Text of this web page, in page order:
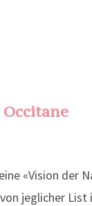
Occitane
«Vision der
jeglicher List